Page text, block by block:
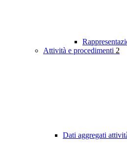
Attività e procedimenti 2
Dati aggregati